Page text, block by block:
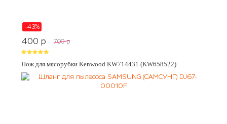
-43%
400 p 700 p
Нож для мясорубки Kenwood KW714431 (KW658522)